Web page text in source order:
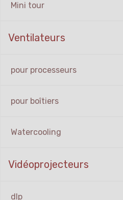
Mini tour
Ventilateurs
pour processeurs
pour boîtiers
Watercooling
Vidéoprojecteurs
dlp